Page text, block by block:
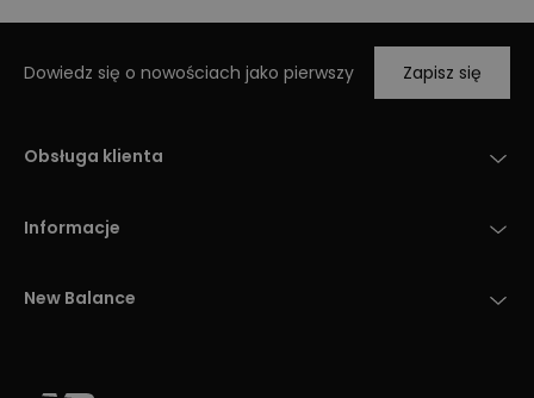
Dowiedz się o nowościach jako pierwszy Zapisz się
Obsługa klienta
Informacje
New Balance